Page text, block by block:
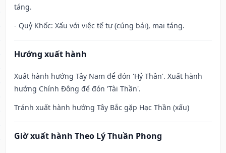
táng.
- Quỷ Khốc: Xấu với việc tế tự (cúng bái), mai táng.
Hướng xuất hành
Xuất hành hướng Tây Nam để đón 'Hỷ Thần'. Xuất hành
hướng Chính Đông để đón 'Tài Thần'.
Tránh xuất hành hướng Tây Bắc gặp Hạc Thần (xấu)
Giờ xuất hành Theo Lý Thuần Phong